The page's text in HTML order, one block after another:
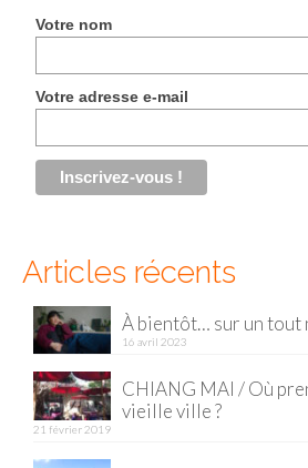
Malaisie
Singapour
Baie d’Halong
Hanoi
Mai Chau
Votre nom
Votre adresse e-mail
Articles récents
À bientôt… sur un tout
16 avril 2023
CHIANG MAI / Où
vieille ville ?
21 février 2019